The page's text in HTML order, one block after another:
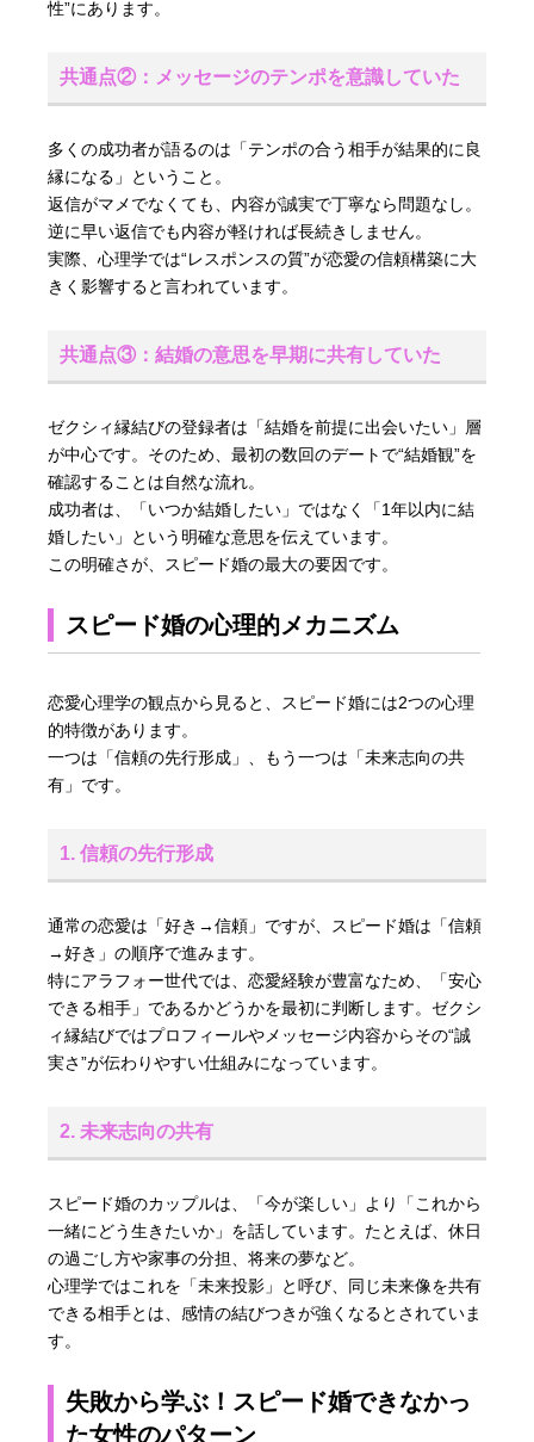
性”にあります。
共通点②：メッセージのテンポを意識していた
多くの成功者が語るのは「テンポの合う相手が結果的に良
縁になる」ということ。
返信がマメでなくても、内容が誠実で丁寧なら問題なし。
逆に早い返信でも内容が軽ければ長続きしません。
実際、心理学では“レスポンスの質”が恋愛の信頼構築に大
きく影響すると言われています。
共通点③：結婚の意思を早期に共有していた
ゼクシィ縁結びの登録者は「結婚を前提に出会いたい」層
が中心です。そのため、最初の数回のデートで“結婚観”を
確認することは自然な流れ。
成功者は、「いつか結婚したい」ではなく「1年以内に結
婚したい」という明確な意思を伝えています。
この明確さが、スピード婚の最大の要因です。
スピード婚の心理的メカニズム
恋愛心理学の観点から見ると、スピード婚には2つの心理
的特徴があります。
一つは「信頼の先行形成」、もう一つは「未来志向の共
有」です。
1. 信頼の先行形成
通常の恋愛は「好き→信頼」ですが、スピード婚は「信頼
→好き」の順序で進みます。
特にアラフォー世代では、恋愛経験が豊富なため、「安心
できる相手」であるかどうかを最初に判断します。ゼクシ
ィ縁結びではプロフィールやメッセージ内容からその“誠
実さ”が伝わりやすい仕組みになっています。
2. 未来志向の共有
スピード婚のカップルは、「今が楽しい」より「これから
一緒にどう生きたいか」を話しています。たとえば、休日
の過ごし方や家事の分担、将来の夢など。
心理学ではこれを「未来投影」と呼び、同じ未来像を共有
できる相手とは、感情の結びつきが強くなるとされていま
す。
失敗から学ぶ！スピード婚できなかっ
た女性のパターン